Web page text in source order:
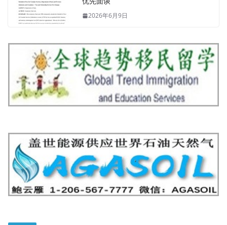
2026年6月9日